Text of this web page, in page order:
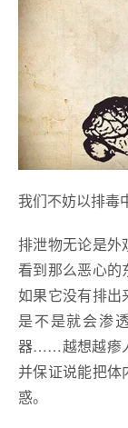
我们不妨以排毒
排泄物无论是外
看到那么恶心的
如果它没有排出
是不是就会渗
器……越想越瘆
并保证说能把体
惑。